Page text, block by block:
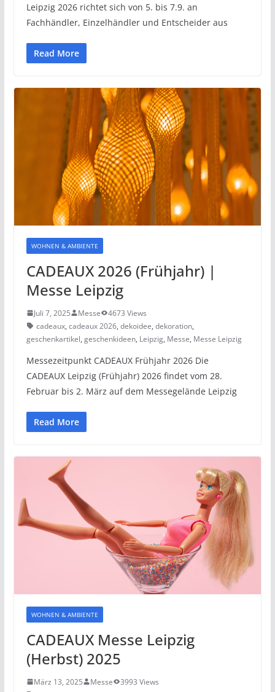
Leipzig 2026 richtet sich von 5. bis 7.9. an
Fachhändler, Einzelhändler und Entscheider aus
Read More
WOHNEN & AMBIENTE
CADEAUX 2026 (Frühjahr) |
Messe Leipzig
Juli 7, 2025 Messe
4673 Views
cadeaux, cadeaux 2026, dekoidee, dekoration,
geschenkartikel, geschenkideen, Leipzig, Messe, Messe Leipzig
Messezeitpunkt CADEAUX Frühjahr 2026 Die
CADEAUX Leipzig (Frühjahr) 2026 findet vom 28.
Februar bis 2. März auf dem Messegelände Leipzig
Read More
WOHNEN & AMBIENTE
CADEAUX Messe Leipzig
(Herbst) 2025
März 13, 2025 Messe
3993 Views